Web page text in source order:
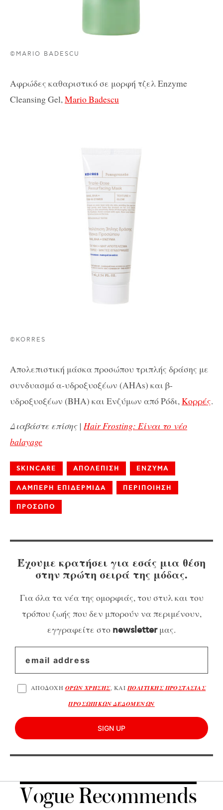
©MARIO BADESCU
Αφρώδες καθαριστικόσε μορφή τζελEnzyme
Cleansing Gel,Mario Badescu
©KORRES
Απολεπιστική μάσκα προσώπου τριπλής δράσης με
συνδυασμό α-υδροξυοξέων (AHAs) και β-
υδροξυοξέων (BHA) και Ενζύμων από Ρόδι,Κορρές.
Διαβάστε επίσης | Hair Frosting: Είναι το νέο
balayage
SKINCARE ΑΠΟΛΕΠΙΣΗ ΕΝΖΥΜΑ
ΛΑΜΠΕΡΗ ΕΠΙΔΕΡΜΙΔΑ ΠΕΡΙΠΟΙΗΣΗ
ΠΡΟΣΩΠΟ
Έχουμε κρατήσει για εσάς μια θέση
στην πρώτη σειρά της μόδας.
Για όλα τα νέα της ομορφιάς, του στυλ και του
τρόπου ζωής που δεν μπορούν να περιμένουν,
εγγραφείτε στο newsletterμας.
ΑΠΟΔΟΧΗ ΟΡΩΝ ΧΡΗΣΗΣ, ΚΑΙ ΠΟΛΙΤΙΚΗΣ ΠΡΟΣΤΑΣΙΑΣ
ΠΡΟΣΩΠΙΚΩΝ ΔΕΔΟΜΕΝΩΝ
SIGN UP
Vogue Recommends